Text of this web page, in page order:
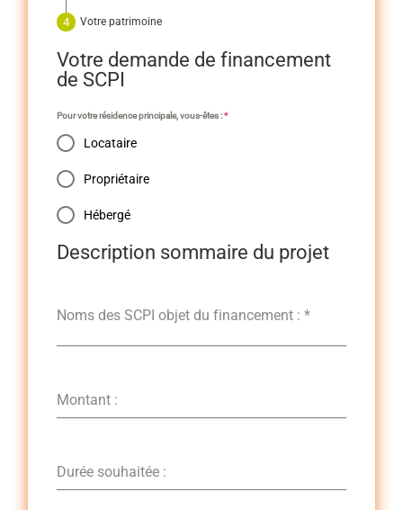
Votre patrimoine
Votre demande de financement
de SCPI
Pour votre résidence principale, vous-êtes :*
Locataire
Propriétaire
Hébergé
Description sommaire du projet
Noms des SCPI objet du financement :*
Montant :
Durée souhaitée :